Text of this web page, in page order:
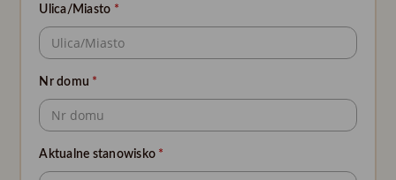
Ulica/Miasto *
Nr domu *
Aktualne stanowisko *